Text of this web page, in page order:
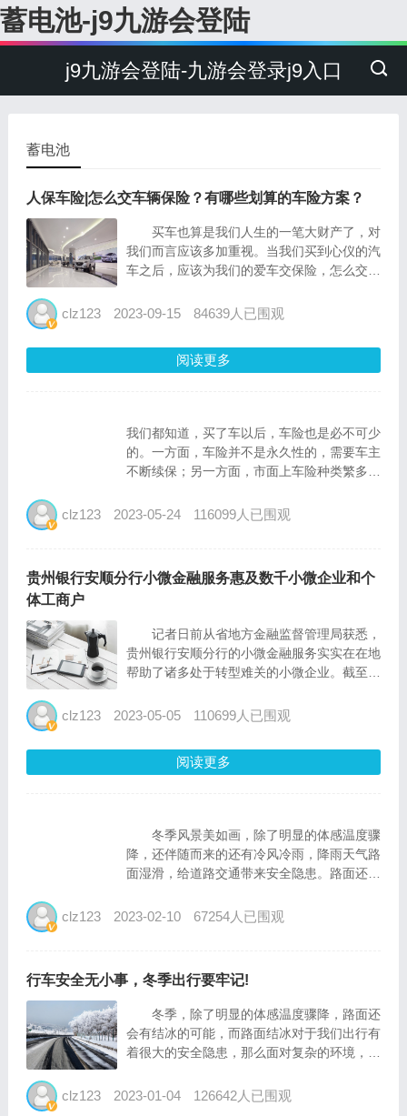
蓄电池-j9九游会登陆
j9九游会登陆-九游会登录j9入口
蓄电池
人保车险|怎么交车辆保险？有哪些划算的车险方案？
买车也算是我们人生的一笔大财产了，对
我们而言应该多加重视。当我们买到心仪的汽
车之后，应该为我们的爱车交保险，怎么交？
介绍一下车辆保险。 首先是：怎么交？
clz123 2023-09-15 84639人已围观
阅读更多
我们都知道，买了车以后，车险也是必不可少
的。一方面，车险并不是永久性的，需要车主
不断续保；另一方面，市面上车险种类繁多，
我们已经购买的车险，应该如何查询呢？今天
clz123 2023-05-24 116099人已围观
贵州银行安顺分行小微金融服务惠及数千小微企业和个
体工商户
记者日前从省地方金融监督管理局获悉，
贵州银行安顺分行的小微金融服务实实在在地
帮助了诸多处于转型难关的小微企业。截至
款余额49.78亿元，其中普惠型小微企业贷款
及数...
clz123 2023-05-05 110699人已围观
阅读更多
冬季风景美如画，除了明显的体感温度骤
降，还伴随而来的还有冷风冷雨，降雨天气路
面湿滑，给道路交通带来安全隐患。路面还会
很大的安全隐患，要想保证行车安全，面对复
clz123 2023-02-10 67254人已围观
行车安全无小事，冬季出行要牢记!
​冬季，除了明显的体感温度骤降，路面还
会有结冰的可能，而路面结冰对于我们出行有
着很大的安全隐患，那么面对复杂的环境，冬
车安全意识 面对复杂的行车环境，一个谨
clz123 2023-01-04 126642人已围观